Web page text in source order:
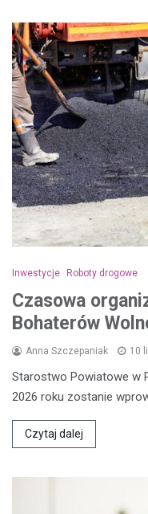
Inwestycje Roboty drogowe
Czasowa
Bohaterów
Anna Szczepaniak 10
Starostwo Powiatowe w
2026 roku zostanie
Czytaj dalej